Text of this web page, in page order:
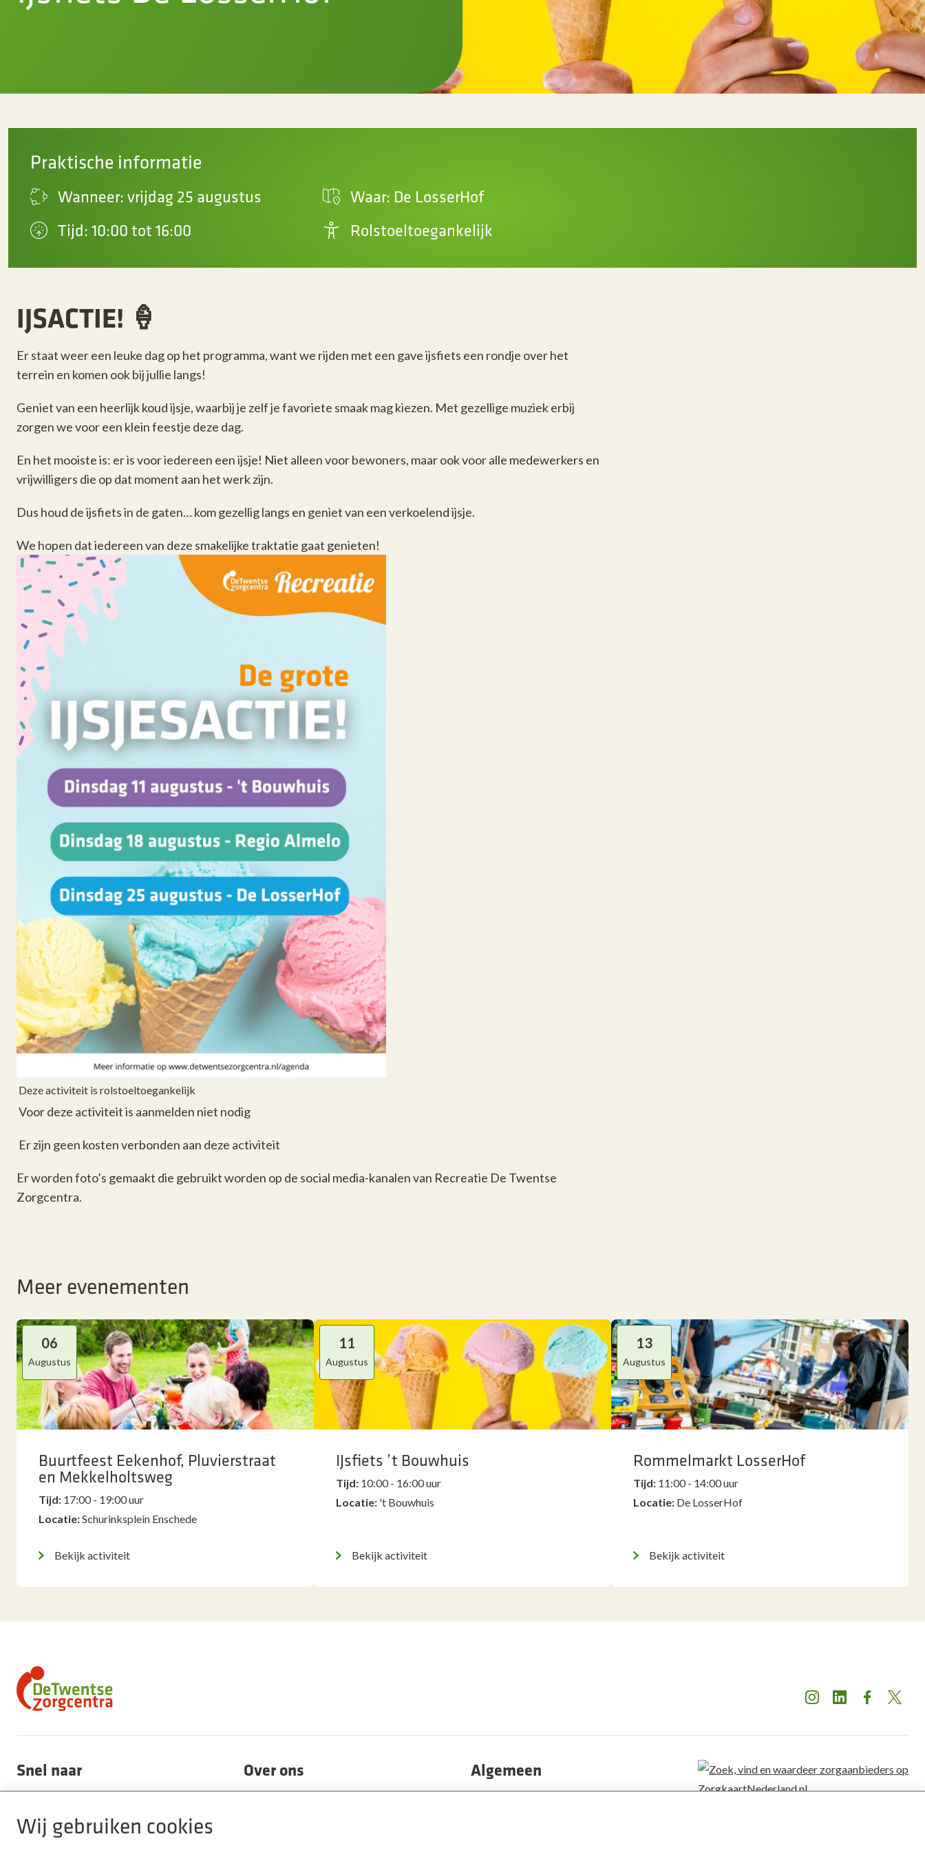
Praktische informatie
Wanneer: vrijdag 25 augustus
Tijd: 10:00 tot 16:00
Waar: De LosserHof
Rolstoeltoegankelijk
IJSACTIE! 🍦
Er staat weer een leuke dag op het programma, want we rijden met een gave ijsfiets een rondje over het
terrein en komen ook bij jullie langs!
Geniet van een heerlijk koud ijsje, waarbij je zelf je favoriete smaak mag kiezen. Met gezellige muziek erbij
zorgen we voor een klein feestje deze dag.
En het mooiste is: er is voor iedereen een ijsje! Niet alleen voor bewoners, maar ook voor alle medewerkers en
vrijwilligers die op dat moment aan het werk zijn.
Dus houd de ijsfiets in de gaten… kom gezellig langs en geniet van een verkoelend ijsje.
We hopen dat iedereen van deze smakelijke traktatie gaat genieten!
Deze activiteit is rolstoeltoegankelijk
Voor deze activiteit is aanmelden niet nodig
Er zijn geen kosten verbonden aan deze activiteit
Er worden foto’s gemaakt die gebruikt worden op de social media-kanalen van Recreatie De Twentse
Zorgcentra.
Meer evenementen
06
Augustus
Buurtfeest Eekenhof, Pluvierstraat
en Mekkelholtsweg
Tijd: 17:00 - 19:00 uur
Locatie:Schurinksplein Enschede
Bekijk activiteit
11
Augustus
IJsfiets ’t Bouwhuis
Tijd: 10:00 - 16:00 uur
Locatie: 't Bouwhuis
Bekijk activiteit
13
Augustus
Rommelmarkt LosserHof
Tijd: 11:00 - 14:00 uur
Locatie: De LosserHof
Bekijk activiteit
InstagramLinkedInFacebook
X
Snel naar
Aanmelden
Over ons Algemeen
Wij gebruiken cookies